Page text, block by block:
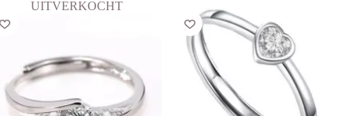
UITVERKOCHT